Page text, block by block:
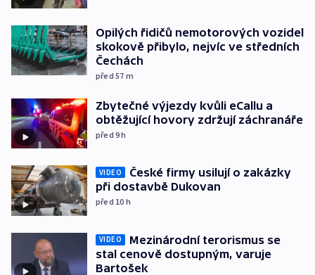
Opilých řidičů nemotorových vozidel
skokově přibylo, nejvíc ve středních
Čechách
před 57 m
Zbytečné výjezdy kvůli eCallu a
obtěžující hovory zdržují záchranáře
před 9h
VIDEO
České firmy usilují o zakázky
při dostavbě Dukovan
před 10 h
VIDEO
Mezinárodní terorismus se
stal cenově dostupným, varuje
Bartošek